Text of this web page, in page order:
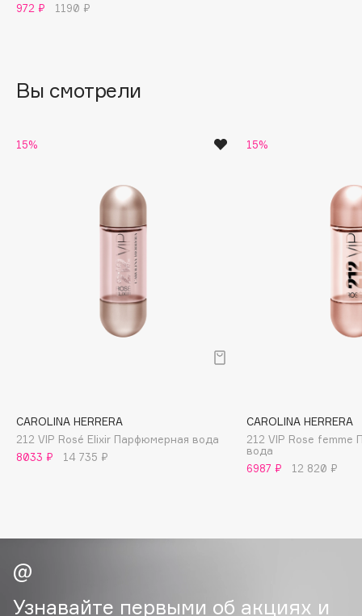
BY WISHTREND
Carbon Theory
Cettua
Clive Christian
972 ₽
1190 ₽
Вы смотрели
15%
CAROLINA HERRERA
212 VIP Rosé Elixir Парфюмерная вода
8033 ₽
14 735 ₽
15%
CAROLINA HERRERA
212 VIP Rose femme
вода
6987 ₽
12 820 ₽
Узнавайте первыми об акциях и